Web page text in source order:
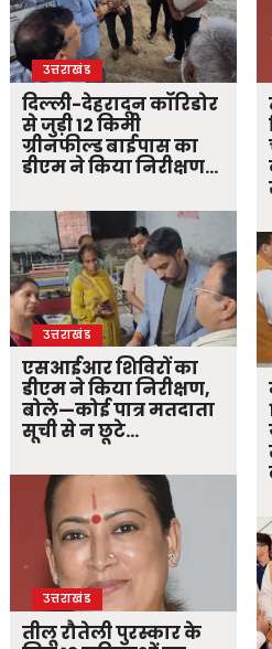
उत्तराखंड
दिल्ली-देहरादून कॉरिडोर
से जुड़ी 12 किमी
ग्रीनफील्ड बाईपास का
डीएम ने किया निरीक्षण…
उत्तराखंड
एसआईआर शिविरों का
डीएम ने किया निरीक्षण,
बोले—कोई पात्र मतदाता
सूची से न छूटे…
उत्तराखंड
तीलू रौतेली पुरस्कार के